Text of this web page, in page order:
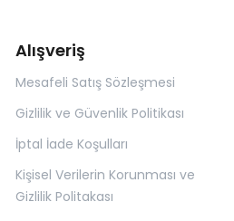
Alışveriş
Mesafeli Satış Sözleşmesi
Gizlilik ve Güvenlik Politikası
İptal İade Koşulları
Kişisel Verilerin Korunması ve
Gizlilik Politakası